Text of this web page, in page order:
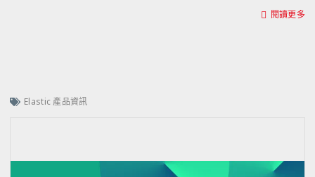
閱讀更多
Elastic 產品資訊